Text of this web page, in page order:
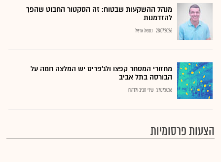
מנהל ההשקעות שבטוח: זה הסקטור החבוט שהפך
להזדמנות
28.07.2026 נתנאל אריאל
מחזורי המסחר קפצו ולג'פריס יש המלצה חמה על
הבורסה בתל אביב
27.07.2026 שירי חביב-ולדהורן
הצעות פרסומיות